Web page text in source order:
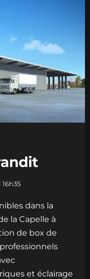
16h35
dans la
la Capelle à
de box de
et éclairage